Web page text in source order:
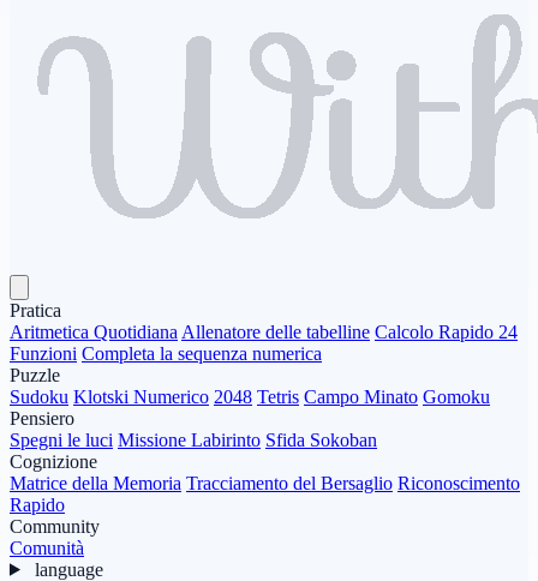
Pratica
Aritmetica Quotidiana Allenatore delle tabelline Calcolo Rapido 24
Funzioni Completa la sequenza numerica
Puzzle
Sudoku Klotski Numerico 2048 Tetris Campo Minato Gomoku
Pensiero
Spegni le luci Missione Labirinto Sfida Sokoban
Cognizione
Matrice della Memoria Tracciamento del Bersaglio Riconoscimento
Rapido
Community
Comunità
language